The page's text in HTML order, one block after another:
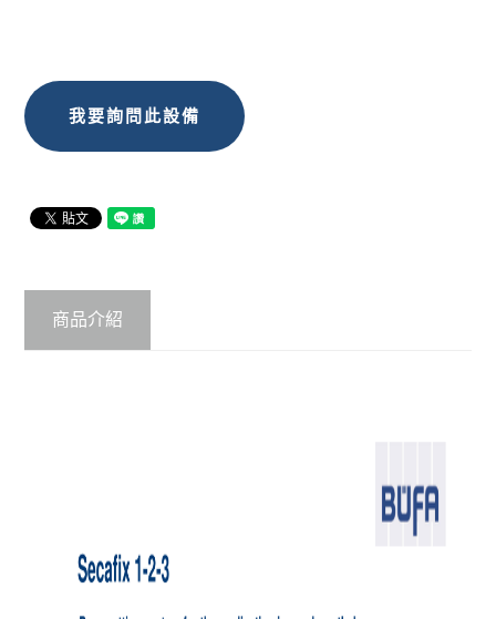
我要詢問此設備
商品介紹